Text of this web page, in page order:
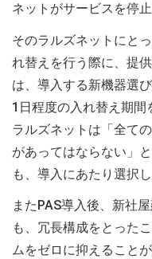
ネットがサービスを停
そのラルズネットにと
れ替えを行う際に、提
は、導入する新機器選
1日程度の入れ替え期間
ラルズネットは「全て
があってはならない」
も、導入にあたり選択
またPAS導入後、新社
も、冗長構成をとった
ムをゼロに抑えること